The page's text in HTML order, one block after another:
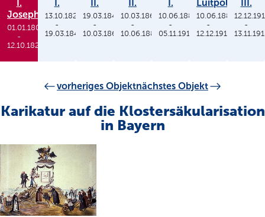
I.
Joseph
01.01.1806
-
12.10.1825
I.
13.10.1825
-
19.03.1848
II.
19.03.1848
-
10.03.1864
II.
10.03.1864
-
10.06.1886
I.
10.06.1886
-
05.11.1913
Luitpold
10.06.1886
-
12.12.1912
III.
-
vorheriges Objektnächstes Objekt
Karikatur auf die Klostersäkularisation
in Bayern